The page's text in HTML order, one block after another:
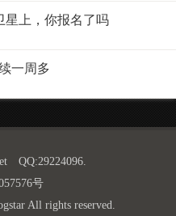
星上，你报名了吗
一周多
QQ:29224096.
号
All rights reserved.